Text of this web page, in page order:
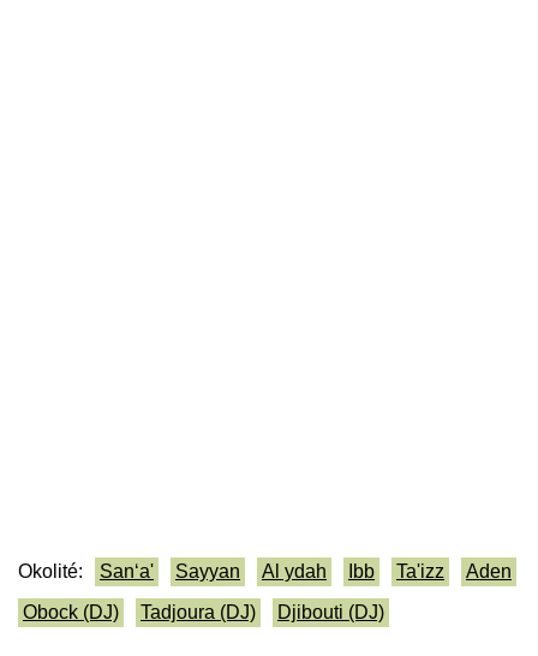
Okolité: San‘a' Sayyan Al ydah Ibb Ta'izz
Aden
Obock (DJ)
Tadjoura (DJ) Djibouti (DJ)